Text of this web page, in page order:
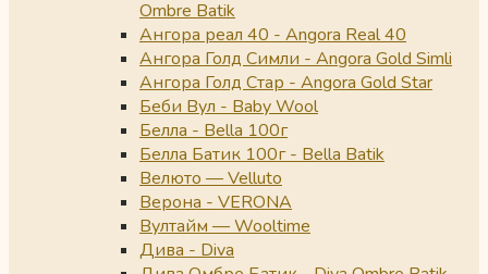
Ombre Batik
Ангора реал 40 - Angora Real 40
Ангора Голд Симли - Angora Gold Simli
Ангора Голд Стар - Angora Gold Star
Беби Вул - Baby Wool
Белла - Bella 100г
Белла Батик 100г - Bella Batik
Велюто — Velluto
Верона - VERONA
Вултайм — Wooltime
Дива - Diva